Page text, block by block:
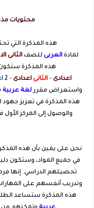
محتويات مذكرة
هذه المذكرة التي
لمادةالعربىللصفالثانى
هذه المذكرة
اعدادى-الثانىاعدادى- 2
واستعراض مقررلغة عربية
هذه المذكرة في تعزيز جهود
والوصول إلى المركز
نحن على يقين بأن هذه
في جميع المواد، وستكون
تحصيلهم الدراسي. إنها
وتدريب أنفسهم على المهارات
هذه المذكرة ستساعد